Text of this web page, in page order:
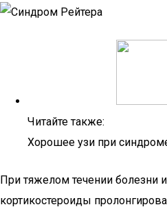
Читайте также:
Хорошее узи при
При тяжелом течении болезни
кортикостероиды